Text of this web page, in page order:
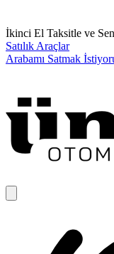
İkinci El Taksitle ve
Satılık Araçlar
Arabamı Satmak